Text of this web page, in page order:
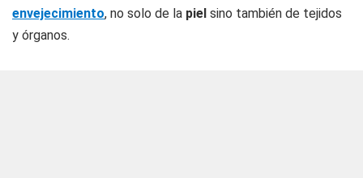
envejecimiento, no solo de la piel sino también de tejidos
y órganos.